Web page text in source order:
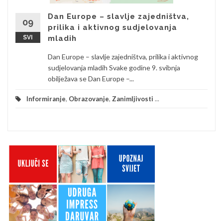
09
SVI
Dan Europe – slavlje zajedništva,
prilika i aktivnog sudjelovanja
mladih
Dan Europe – slavlje zajedništva, prilika i aktivnog
sudjelovanja mladih Svake godine 9. svibnja
obilježava se Dan Europe –...
Informiranje, Obrazovanje, Zanimljivosti ...